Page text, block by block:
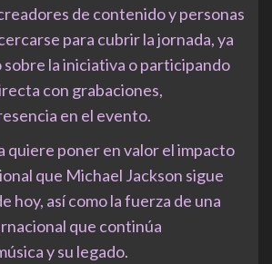
de contenido y personas
para cubrir la jornada, ya
la iniciativa o participando
con grabaciones,
en el evento.
quiere poner en valor el impacto
que Michael Jackson sigue
hoy, así como la fuerza de una
que continúa
y su legado.